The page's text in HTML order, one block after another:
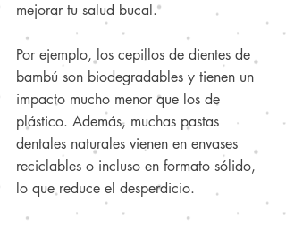
mejorar tu salud bucal.
Por ejemplo, los cepillos de dientes de
bambú son biodegradables y tienen un
impacto mucho menor que los de
plástico. Además, muchas pastas
dentales naturales vienen en envases
reciclables o incluso en formato sólido,
lo que reduce el desperdicio.